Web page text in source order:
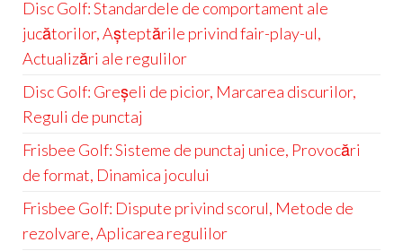
Disc Golf: Standardele de comportament ale
jucătorilor, Așteptările privind fair-play-ul,
Actualizări ale regulilor
Disc Golf: Greșeli de picior, Marcarea discurilor,
Reguli de punctaj
Frisbee Golf: Sisteme de punctaj unice, Provocări
de format, Dinamica jocului
Frisbee Golf: Dispute privind scorul, Metode de
rezolvare, Aplicarea regulilor